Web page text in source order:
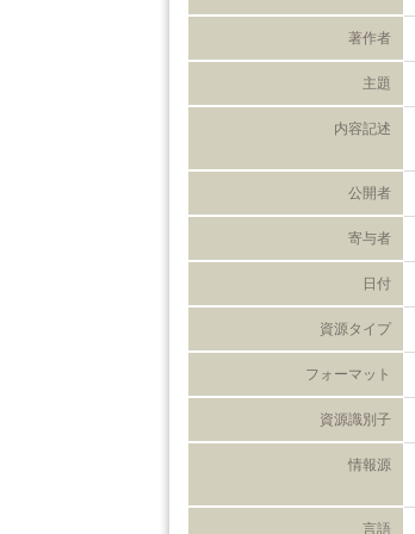
著作者
主題
内容記述
公開者
寄与者
日付
資源タイプ
フォーマット
資源識別子
情報源
言語